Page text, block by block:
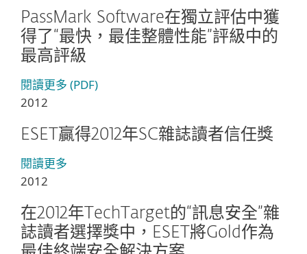
PassMark Software在獨立評估中獲
得了“最快，最佳整體性能”評級中的
最高評級
閱讀更多 (PDF)
2012
ESET贏得2012年SC雜誌讀者信任獎
閱讀更多
2012
在2012年TechTarget的“訊息安全”雜
誌讀者選擇獎中，ESET將Gold作為